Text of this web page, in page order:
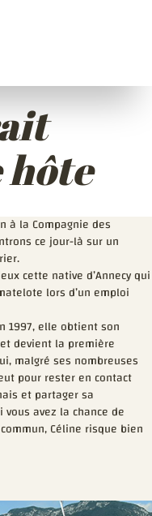
hôte
à la Compagnie des
ce jour-là sur un
cette native d’Annecy qui
lors d’un emploi
1997, elle obtient son
devient la première
malgré ses nombreuses
pour rester en contact
et partager sa
avez la chance de
Céline risque bien